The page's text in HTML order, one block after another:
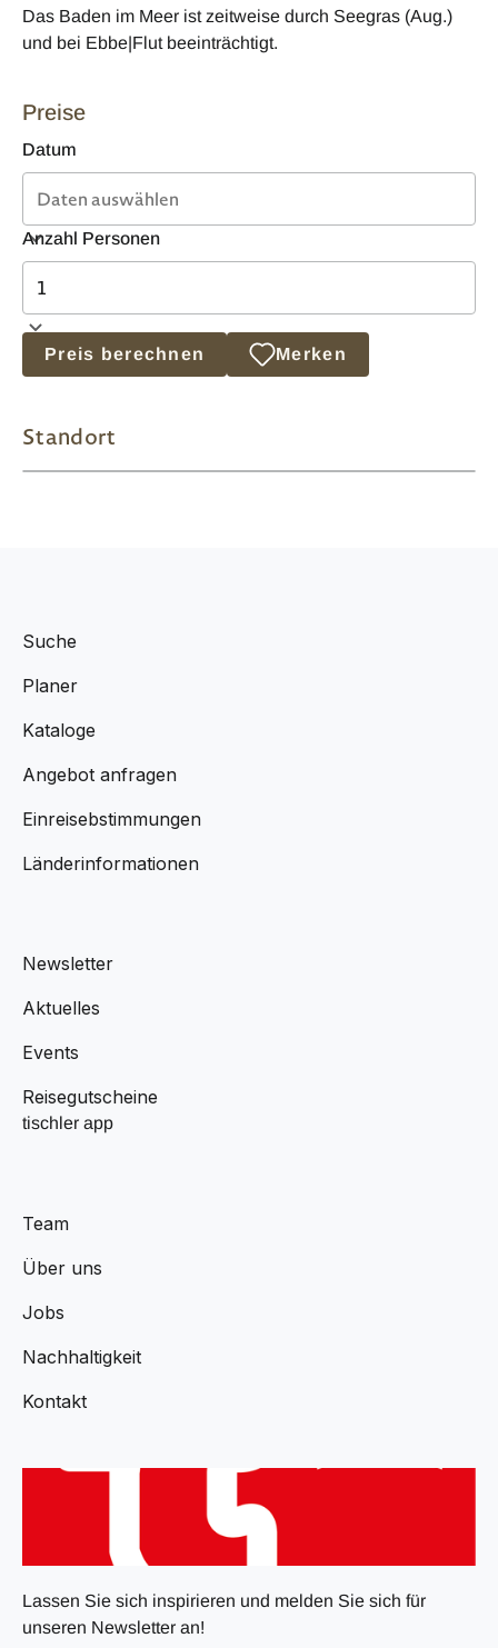
Das Baden im Meer ist zeitweise durch Seegras (Aug.)
und bei Ebbe|Flut beeinträchtigt.
Preise
Datum
Anzahl Personen
Preis berechnen Merken
Standort
Suche
Planer
Kataloge
Angebot anfragen
Einreisebstimmungen
Länderinformationen
Newsletter
Aktuelles
Events
Reisegutscheine
tischler app
Team
Über uns
Jobs
Nachhaltigkeit
Kontakt
Lassen Sie sich inspirieren und melden Sie sich für
unseren Newsletter an!